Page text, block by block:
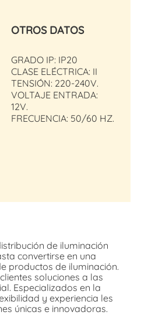
OTROS DATOS
GRADO IP: IP20
CLASE ELÉCTRICA: II
TENSIÓN: 220-240V.
VOLTAJE ENTRADA:
12V.
FRECUENCIA: 50/60 HZ.
de iluminación
convertirse en una
productos de iluminación.
soluciones a las
Especializados en la
y experiencia les
únicas e innovadoras.